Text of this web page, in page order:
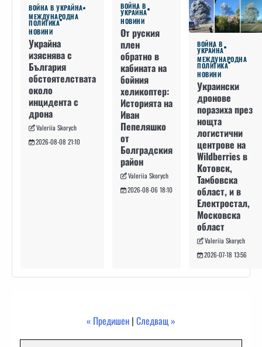
ВОЙНА В УКРАЙНА
МЕЖДУНАРОДНА
ПОЛИТИКА
НОВИНИ
Украйна
изяснява с
България
обстоятелствата
около
инцидента с
дрона
Valeriia Skorych
2026-08-08 21:10
ВОЙНА В
УКРАЙНА
НОВИНИ
От руския
плен
обратно в
кабината на
бойния
хеликоптер:
Историята на
Иван
Пепеляшко
от
Болградския
район
Valeriia Skorych
2026-08-06 18:10
ВОЙНА В
УКРАЙНА
МЕЖДУНАРОДНА
ПОЛИТИКА
НОВИНИ
Украински
дронове
поразиха през
нощта
логистични
центрове на
Wildberries в
Котовск,
Тамбовска
област, и в
Електростал,
Московска
област
Valeriia Skorych
2026-07-18 13:56
« Предишен | Следващ »